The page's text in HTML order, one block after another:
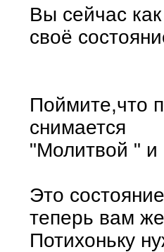
Вы сейчас
своё
Поймите,что
снимается
"Молитвой " и
Это
теперь вам же
Потихоньку